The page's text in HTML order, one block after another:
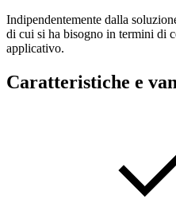
Indipendentemente dalla
di cui si ha bisogno in termini di
applicativo.
Caratteristiche e